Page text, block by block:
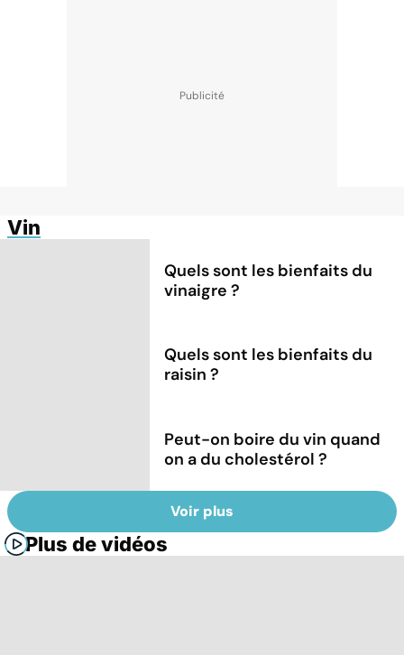
Vin
Quels sont les bienfaits du
vinaigre ?
Quels sont les bienfaits du
raisin ?
Peut-on boire du vin quand
on a du cholestérol ?
Voir plus
Plus de vidéos